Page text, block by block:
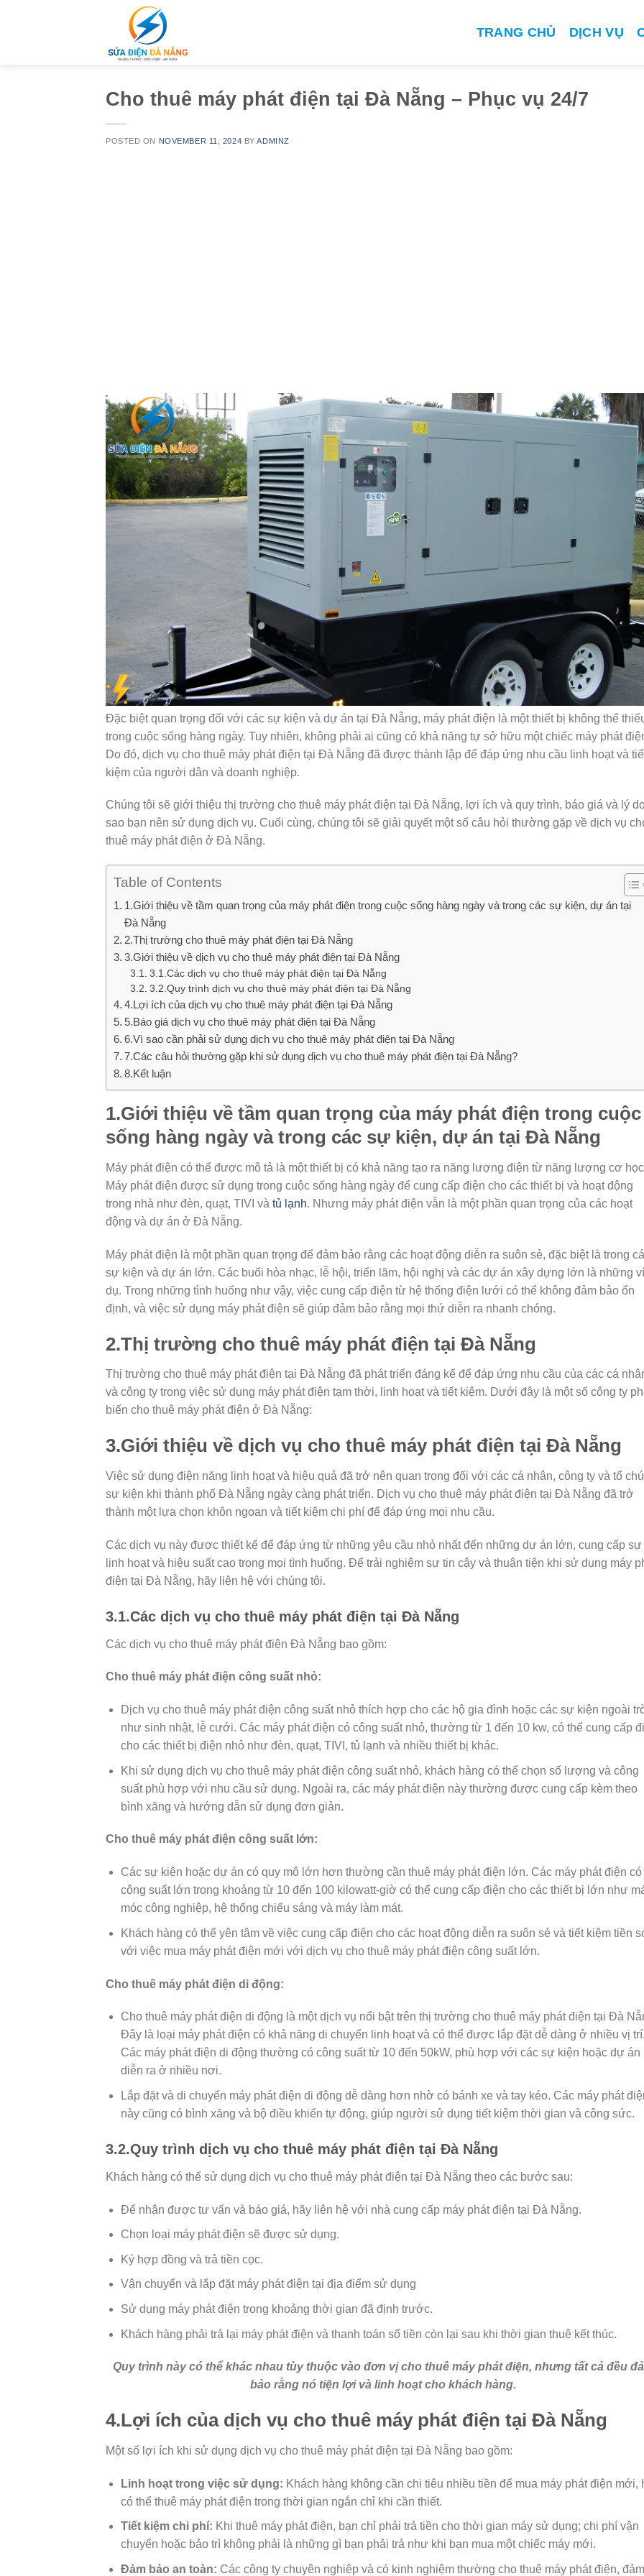
TRANG CHỦ DỊCH VỤ
Cho thuê máy phát điện tại Đà Nẵng – Phục vụ 24/7
POSTED ON NOVEMBER 11, 2024 BYADMINZ
Đặc biệt quan trọng đối với các sự kiện và dự án tại Đà Nẵng, máy phát điện là một thiết bị không thể
trong cuộc sống hàng ngày. Tuy nhiên, không phải ai cũng có khả năng tự sở hữu một chiếc máy phát
Do đó, dịch vụ cho thuê máy phát điện tại Đà Nẵng đã được thành lập để đáp ứng nhu cầu linh hoạt và
kiệm của người dân và doanh nghiệp.
Chúng tôi sẽ giới thiệu thị trường cho thuê máy phát điện tại Đà Nẵng, lợi ích và quy trình, báo giá và lý
sao bạn nên sử dụng dịch vụ. Cuối cùng, chúng tôi sẽ giải quyết một số câu hỏi thường gặp về dịch vụ
thuê máy phát điện ở Đà Nẵng.
Table of Contents
1.Giới thiệu về tầm quan trọng của máy phát điện trong cuộc sống hàng ngày và trong các sự kiện, dự án tại
Đà Nẵng
2.Thị trường cho thuê máy phát điện tại Đà Nẵng
3.Giới thiệu về dịch vụ cho thuê máy phát điện tại Đà Nẵng
3.1.Các dịch vụ cho thuê máy phát điện tại Đà Nẵng
3.2.Quy trình dịch vụ cho thuê máy phát điện tại Đà Nẵng
4.Lợi ích của dịch vụ cho thuê máy phát điện tại Đà Nẵng
5.Báo giá dịch vụ cho thuê máy phát điện tại Đà Nẵng
6.Vì sao cần phải sử dụng dịch vụ cho thuê máy phát điện tại Đà Nẵng
7.Các câu hỏi thường gặp khi sử dụng dịch vụ cho thuê máy phát điện tại Đà Nẵng?
8.Kết luận
1.Giới thiệu về tầm quan trọng của máy phát điện trong cuộc
sống hàng ngày và trong các sự kiện, dự án tại Đà Nẵng
Máy phát điện có thể được mô tả là một thiết bị có khả năng tạo ra năng lượng điện từ năng lượng cơ
Máy phát điện được sử dụng trong cuộc sống hàng ngày để cung cấp điện cho các thiết bị và hoạt động
trong nhà như đèn, quạt, TIVI và tủ lạnh. Nhưng máy phát điện vẫn là một phần quan trọng của các hoạt
động và dự án ở Đà Nẵng.
Máy phát điện là một phần quan trọng để đảm bảo rằng các hoạt động diễn ra suôn sẻ, đặc biệt là trong
sự kiện và dự án lớn. Các buổi hòa nhạc, lễ hội, triển lãm, hội nghị và các dự án xây dựng lớn là những ví
dụ. Trong những tình huống như vậy, việc cung cấp điện từ hệ thống điện lưới có thể không đảm bảo ổn
định, và việc sử dụng máy phát điện sẽ giúp đảm bảo rằng mọi thứ diễn ra nhanh chóng.
2.Thị trường cho thuê máy phát điện tại Đà Nẵng
Thị trường cho thuê máy phát điện tại Đà Nẵng đã phát triển đáng kể để đáp ứng nhu cầu của các cá
và công ty trong việc sử dụng máy phát điện tạm thời, linh hoạt và tiết kiệm. Dưới đây là một số công ty
biến cho thuê máy phát điện ở Đà Nẵng:
3.Giới thiệu về dịch vụ cho thuê máy phát điện tại Đà Nẵng
Việc sử dụng điện năng linh hoạt và hiệu quả đã trở nên quan trọng đối với các cá nhân, công ty và tổ
sự kiện khi thành phố Đà Nẵng ngày càng phát triển. Dịch vụ cho thuê máy phát điện tại Đà Nẵng đã trở
thành một lựa chọn khôn ngoan và tiết kiệm chi phí để đáp ứng mọi nhu cầu.
Các dịch vụ này được thiết kế để đáp ứng từ những yêu cầu nhỏ nhất đến những dự án lớn, cung cấp sự
linh hoạt và hiệu suất cao trong mọi tình huống. Để trải nghiệm sự tin cậy và thuận tiện khi sử dụng máy
điện tại Đà Nẵng, hãy liên hệ với chúng tôi.
3.1.Các dịch vụ cho thuê máy phát điện tại Đà Nẵng
Các dịch vụ cho thuê máy phát điện Đà Nẵng bao gồm:
Cho thuê máy phát điện công suất nhỏ:
Dịch vụ cho thuê máy phát điện công suất nhỏ thích hợp cho các hộ gia đình hoặc các sự kiện ngoài
như sinh nhật, lễ cưới. Các máy phát điện có công suất nhỏ, thường từ 1 đến 10 kw, có thể cung cấp
cho các thiết bị điện nhỏ như đèn, quạt, TIVI, tủ lạnh và nhiều thiết bị khác.
Khi sử dụng dịch vụ cho thuê máy phát điện công suất nhỏ, khách hàng có thể chọn số lượng và công
suất phù hợp với nhu cầu sử dụng. Ngoài ra, các máy phát điện này thường được cung cấp kèm theo
bình xăng và hướng dẫn sử dụng đơn giản.
Cho thuê máy phát điện công suất lớn:
Các sự kiện hoặc dự án có quy mô lớn hơn thường cần thuê máy phát điện lớn. Các máy phát điện có
công suất lớn trong khoảng từ 10 đến 100 kilowatt-giờ có thể cung cấp điện cho các thiết bị lớn như
móc công nghiệp, hệ thống chiếu sáng và máy làm mát.
Khách hàng có thể yên tâm về việc cung cấp điện cho các hoạt động diễn ra suôn sẻ và tiết kiệm tiền
với việc mua máy phát điện mới với dịch vụ cho thuê máy phát điện công suất lớn.
Cho thuê máy phát điện di động:
Cho thuê máy phát điện di động là một dịch vụ nổi bật trên thị trường cho thuê máy phát điện tại Đà
Đây là loại máy phát điện có khả năng di chuyển linh hoạt và có thể được lắp đặt dễ dàng ở nhiều vị trí.
Các máy phát điện di động thường có công suất từ 10 đến 50kW, phù hợp với các sự kiện hoặc dự án
diễn ra ở nhiều nơi.
Lắp đặt và di chuyển máy phát điện di động dễ dàng hơn nhờ có bánh xe và tay kéo. Các máy phát
này cũng có bình xăng và bộ điều khiển tự động, giúp người sử dụng tiết kiệm thời gian và công sức.
3.2.Quy trình dịch vụ cho thuê máy phát điện tại Đà Nẵng
Khách hàng có thể sử dụng dịch vụ cho thuê máy phát điện tại Đà Nẵng theo các bước sau:
Để nhận được tư vấn và báo giá, hãy liên hệ với nhà cung cấp máy phát điện tại Đà Nẵng.
Chọn loại máy phát điện sẽ được sử dụng.
Ký hợp đồng và trả tiền cọc.
Vận chuyển và lắp đặt máy phát điện tại địa điểm sử dụng
Sử dụng máy phát điện trong khoảng thời gian đã định trước.
Khách hàng phải trả lại máy phát điện và thanh toán số tiền còn lại sau khi thời gian thuê kết thúc.
Quy trình này có thể khác nhau tùy thuộc vào đơn vị cho thuê máy phát điện, nhưng tất cả đều
bảo rằng nó tiện lợi và linh hoạt cho khách hàng.
4.Lợi ích của dịch vụ cho thuê máy phát điện tại Đà Nẵng
Một số lợi ích khi sử dụng dịch vụ cho thuê máy phát điện tại Đà Nẵng bao gồm:
Linh hoạt trong việc sử dụng: Khách hàng không cần chi tiêu nhiều tiền để mua máy phát điện mới,
có thể thuê máy phát điện trong thời gian ngắn chỉ khi cần thiết.
Tiết kiệm chi phí: Khi thuê máy phát điện, bạn chỉ phải trả tiền cho thời gian máy sử dụng; chi phí vận
chuyển hoặc bảo trì không phải là những gì bạn phải trả như khi bạn mua một chiếc máy mới.
Đảm bảo an toàn: Các công ty chuyên nghiệp và có kinh nghiệm thường cho thuê máy phát điện, đảm